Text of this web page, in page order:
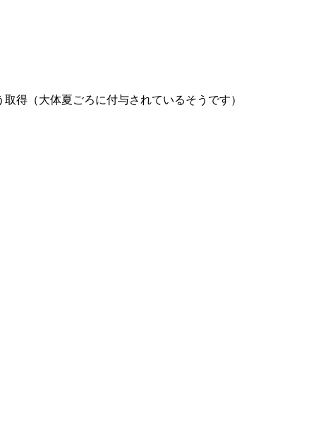
得（大体夏ごろに付与されているそうです）